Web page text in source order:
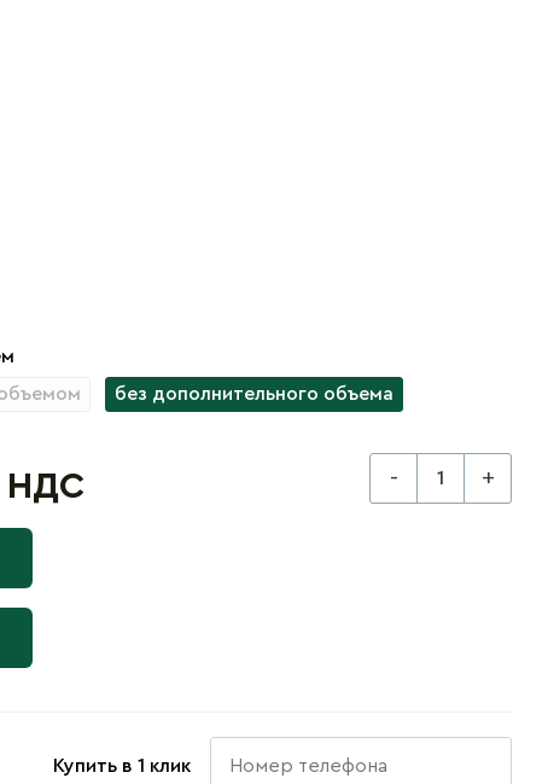
без дополнительного объема
НДС - +
Купить в 1 клик